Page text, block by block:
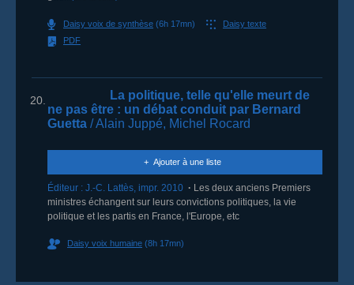
Daisy voix de synthèse (6h 17mn)
Daisy texte
PDF
20.
La politique, telle qu'elle meurt de
ne pas être : un débat conduit par Bernard
Guetta / Alain Juppé, Michel Rocard
Ajouter à une liste
Éditeur : J.-C. Lattès, impr. 2010
Les deux anciens Premiers
ministres échangent sur leurs convictions politiques, la vie
politique et les partis en France, l'Europe, etc
Daisy voix humaine (8h 17mn)